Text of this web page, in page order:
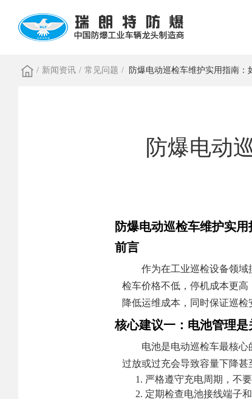
/ 新闻资讯 / 常见问题 / 防爆电动巡检车维护实用指南：
防爆电动
防爆电动巡检车维护实
前言
作为在工业巡检设备领
检车价格不低，停机成本更
降低运维成本，同时保证巡检
核心建议一：电池管理是
电池是电动巡检车最核
过放或过充会导致容量下降甚
严格遵守充电周期，不
定期检查电池接线端子